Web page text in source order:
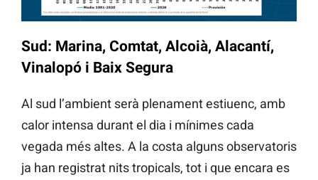
Sud: Marina, Comtat, Alcoià, Alacantí,
Vinalopó i Baix Segura
Al sud l’ambient serà plenament estiuenc, amb
calor intensa durant el dia i mínimes cada
vegada més altes. A la costa alguns observatoris
ja han registrat nits tropicals, tot i que encara es